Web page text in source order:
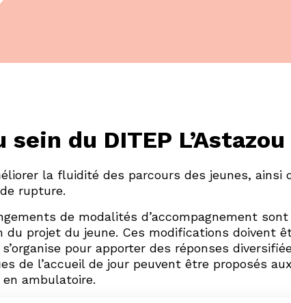
du DITEP L’Astazou
la fluidité des parcours des jeunes, ainsi
rupture.
de modalités d’accompagnement
du projet du jeune. Ces modifications doivent
pour apporter des réponses
l’accueil de jour peuvent être proposés
ambulatoire.